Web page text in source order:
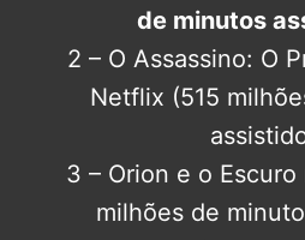
de minutos
2 – O Assassino: O
Netflix (515
3 – Orion e o
milhões de